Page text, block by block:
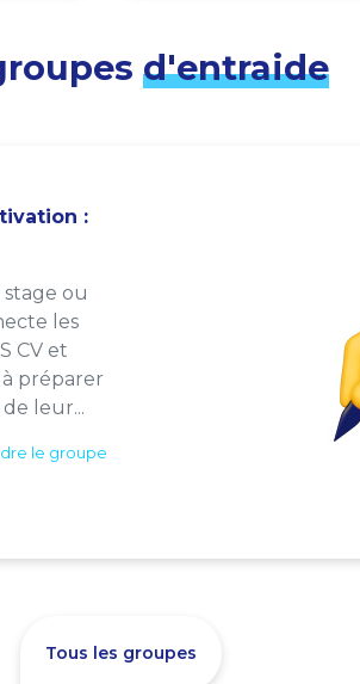
d'entraide
:
ou
les
CV et
à préparer
leur...
le groupe
Tous les groupes